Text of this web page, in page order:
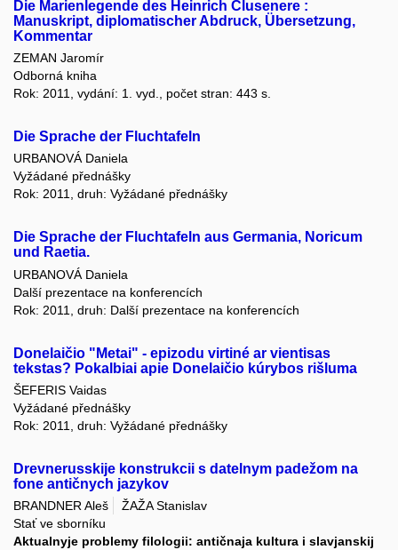
Die Marienlegende des Heinrich Clusenere :
Manuskript, diplomatischer Abdruck, Übersetzung,
Kommentar
ZEMAN Jaromír
Odborná kniha
Rok: 2011, vydání: 1. vyd., počet stran: 443 s.
Die Sprache der Fluchtafeln
URBANOVÁ Daniela
Vyžádané přednášky
Rok: 2011, druh: Vyžádané přednášky
Die Sprache der Fluchtafeln aus Germania, Noricum
und Raetia.
URBANOVÁ Daniela
Další prezentace na konferencích
Rok: 2011, druh: Další prezentace na konferencích
Donelaičio "Metai" - epizodu virtiné ar vientisas
tekstas? Pokalbiai apie Donelaičio kúrybos rišluma
ŠEFERIS Vaidas
Vyžádané přednášky
Rok: 2011, druh: Vyžádané přednášky
Drevnerusskije konstrukcii s datelnym padežom na
fone antičnych jazykov
BRANDNER Aleš
ŽAŽA Stanislav
Stať ve sborníku
Aktualnyje problemy filologii: antičnaja kultura i slavjanskij